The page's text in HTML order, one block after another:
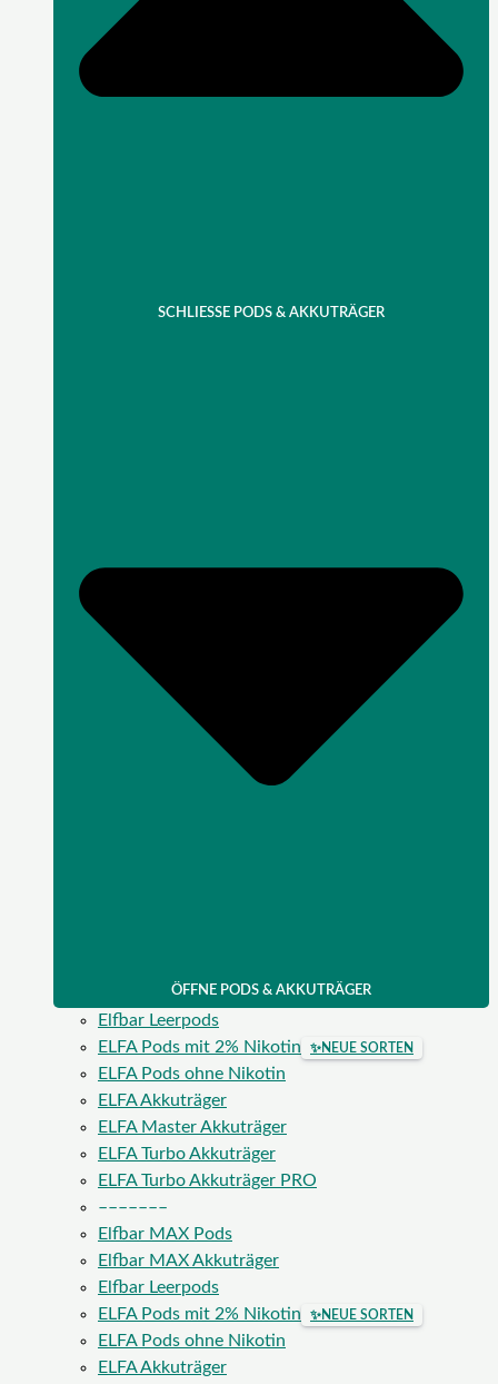
SCHLIESSE PODS & AKKUTRÄGER
ÖFFNE PODS & AKKUTRÄGER
Elfbar Leerpods
ELFA Pods mit 2% Nikotin
✨NEUE SORTEN
ELFA Pods ohne Nikotin
ELFA Akkuträger
ELFA Master Akkuträger
ELFA Turbo Akkuträger
ELFA Turbo Akkuträger PRO
–––––––
Elfbar MAX Pods
Elfbar MAX Akkuträger
Elfbar Leerpods
ELFA Pods mit 2% Nikotin
✨NEUE SORTEN
ELFA Pods ohne Nikotin
ELFA Akkuträger